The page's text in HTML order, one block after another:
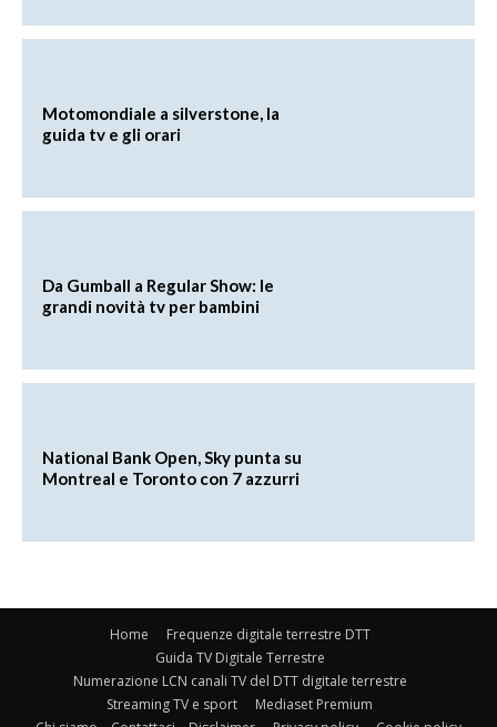
Motomondiale a silverstone, la
guida tv e gli orari
Da Gumball a Regular Show: le
grandi novità tv per bambini
National Bank Open, Sky punta su
Montreal e Toronto con 7 azzurri
Home
Frequenze digitale terrestre DTT
Guida TV Digitale Terrestre
Numerazione LCN canali TV del DTT digitale terrestre
Streaming TV e sport
Mediaset Premium